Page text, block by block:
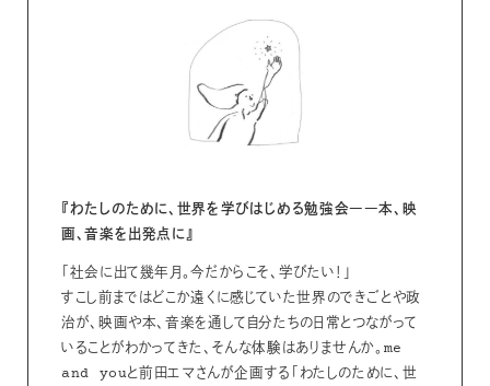
『わたしのために、世界を学びはじめる勉強会――本、映
画、音楽を出発点に』
「社会に出て幾年月。今だからこそ、学びたい！」
すこし前まではどこか遠くに感じていた世界のできごとや政
治が、映画や本、音楽を通して自分たちの日常とつながって
いることがわかってきた、そんな体験はありませんか。me
and youと前田エマさんが企画する「わたしのために、世